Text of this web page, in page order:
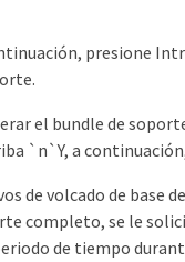
presione
el bundle de
`n`Y, a
de volcado de base
completo, se le
de tiempo